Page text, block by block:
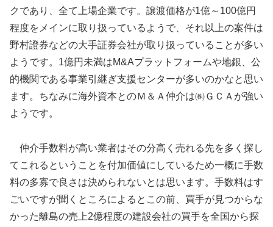
クであり、全て上場企業です。譲渡価格が1億～100億円
程度をメインに取り扱っているようで、それ以上の案件は
野村證券などの大手証券会社が取り扱っていることが多い
ようです。1億円未満はM&Aプラットフォームや地銀、公
的機関である事業引継ぎ支援センターが多いのかなと思い
ます。ちなみに海外資本とのＭ＆Ａ仲介は㈱ＧＣＡが強い
ようです。
仲介手数料が高い業者はその分高く売れる先を多く探し
てこれるということを付加価値にしているため一概に手数
料の多寡で良さは決められないとは思います。手数料はす
ごいですが聞くところによるとこの前、買手が見つからな
かった離島の売上2億程度の建設会社の買手を全国から探